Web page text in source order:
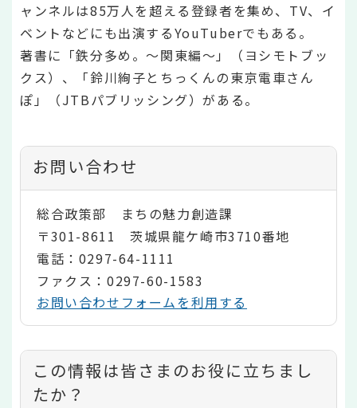
ャンネルは85万人を超える登録者を集め、TV、イ
ベントなどにも出演するYouTuberでもある。
著書に「鉄分多め。～関東編～」（ヨシモトブッ
クス）、「鈴川絢子とちっくんの東京電車さん
ぽ」（JTBパブリッシング）がある。
お問い合わせ
総合政策部 まちの魅力創造課
〒301-8611 茨城県龍ケ崎市3710番地
電話：0297-64-1111
ファクス：0297-60-1583
お問い合わせフォームを利用する
コ
ン
この情報は皆さまのお役に立ちまし
たか？